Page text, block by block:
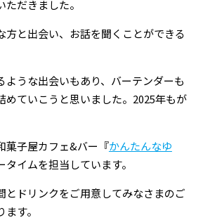
だきました。
方と出会い、お話を聞くことができる
ような出会いもあり、バーテンダーも
めていこうと思いました。2025年もが
菓子屋カフェ&バー『かんたんなゆ
イムを担当しています。
とドリンクをご用意してみなさまのご
す。